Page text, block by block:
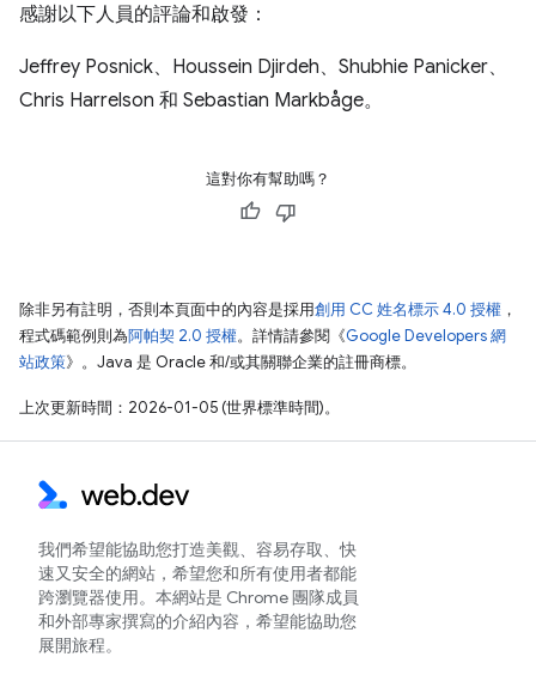
感謝以下人員的評論和啟發：
Jeffrey Posnick、Houssein Djirdeh、Shubhie Panicker、
Chris Harrelson 和 Sebastian Markbåge。
這對你有幫助嗎？
除非另有註明，否則本頁面中的內容是採用創用 CC 姓名標示 4.0 授權 ，
程式碼範例則為阿帕契 2.0 授權。詳情請參閱《Google Developers 網
站政策》。Java 是 Oracle 和/或其關聯企業的註冊商標。
上次更新時間：2026-01-05 (世界標準時間)。
我們希望能協助您打造美觀、容易存取、快
速又安全的網站，希望您和所有使用者都能
跨瀏覽器使用。本網站是 Chrome 團隊成員
和外部專家撰寫的介紹內容，希望能協助您
展開旅程。